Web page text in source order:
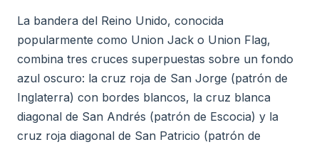
La bandera del Reino Unido, conocida
popularmente como Union Jack o Union Flag,
combina tres cruces superpuestas sobre un fondo
azul oscuro: la cruz roja de San Jorge (patrón de
Inglaterra) con bordes blancos, la cruz blanca
diagonal de San Andrés (patrón de Escocia) y la
cruz roja diagonal de San Patricio (patrón de